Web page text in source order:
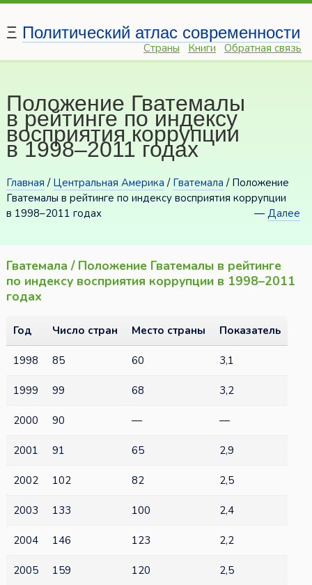
Ξ Политический атлас современности
Страны Книги Обратная связь
Положение Гватемалы
в рейтинге по индексу
восприятия коррупции
в 1998–2011 годах
Главная / Центральная Америка / Гватемала / Положение
Гватемалы в рейтинге по индексу восприятия коррупции
в 1998–2011 годах
—Далее
Гватемала / Положение Гватемалы в рейтинге
по индексу восприятия коррупции в 1998–2011
годах
Год Число стран Место страны Показатель
1998 85 60 3,1
1999 99 68 3,2
2000 90 — —
2001 91 65 2,9
2002 102 82 2,5
2003 133 100 2,4
2004 146 123 2,2
2005 159 120 2,5